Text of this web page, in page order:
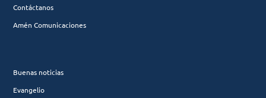
Contáctanos
Amén Comunicaciones
Buenas noticias
Evangelio